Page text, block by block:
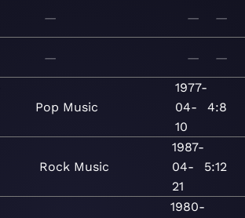
— — —
— — —
Pop Music
1977-
04-
10
4:8
Rock Music
1987-
04-
21
5:12
1980-